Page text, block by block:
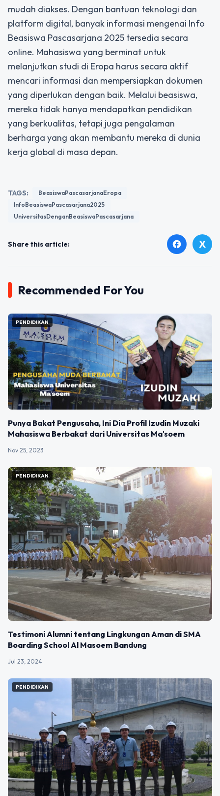
mudah diakses. Dengan bantuan teknologi dan
platform digital, banyak informasi mengenai Info
Beasiswa Pascasarjana 2025 tersedia secara
online. Mahasiswa yang berminat untuk
melanjutkan studi di Eropa harus secara aktif
mencari informasi dan mempersiapkan dokumen
yang diperlukan dengan baik. Melalui beasiswa,
mereka tidak hanya mendapatkan pendidikan
yang berkualitas, tetapi juga pengalaman
berharga yang akan membantu mereka di dunia
kerja global di masa depan.
TAGS:
BeasiswaPascasarjanaEropa
InfoBeasiswaPascasarjana2025
UniversitasDenganBeasiswaPascasarjana
Share this article: facebook X
Recommended For You
PENDIDIKAN
Punya Bakat Pengusaha, Ini Dia Profil Izudin Muzaki
Mahasiswa Berbakat dari Universitas Ma'soem
Nov 25, 2023
PENDIDIKAN
Testimoni Alumni tentang Lingkungan Aman di SMA
Boarding School Al Masoem Bandung
Jul 23, 2024
PENDIDIKAN